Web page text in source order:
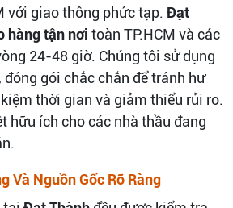
với giao thông phức tạp. Đạt
hàng tận nơi toàn TP.HCM và các
24-48 giờ. Chúng tôi sử dụng
đóng gói chắc chắn để tránh hư
thời gian và giảm thiểu rủi ro.
hữu ích cho các nhà thầu đang
Và Nguồn Gốc Rõ Ràng